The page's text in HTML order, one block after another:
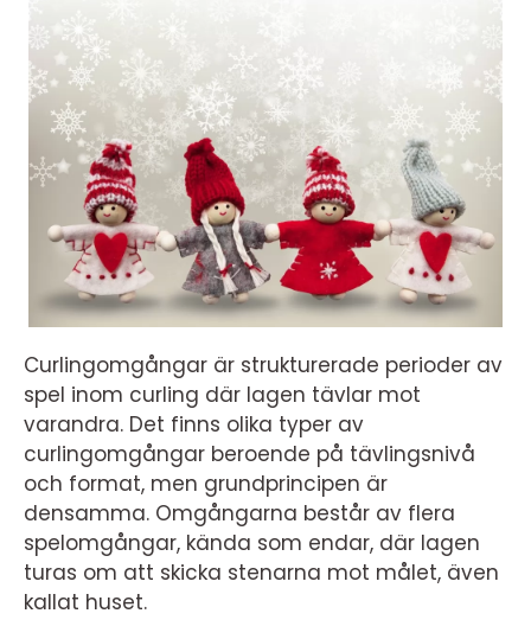
Curlingomgångar är strukturerade perioder av
spel inom curling där lagen tävlar mot
varandra. Det finns olika typer av
curlingomgångar beroende på tävlingsnivå
och format, men grundprincipen är
densamma. Omgångarna består av flera
spelomgångar, kända som endar, där lagen
turas om att skicka stenarna mot målet, även
kallat huset.